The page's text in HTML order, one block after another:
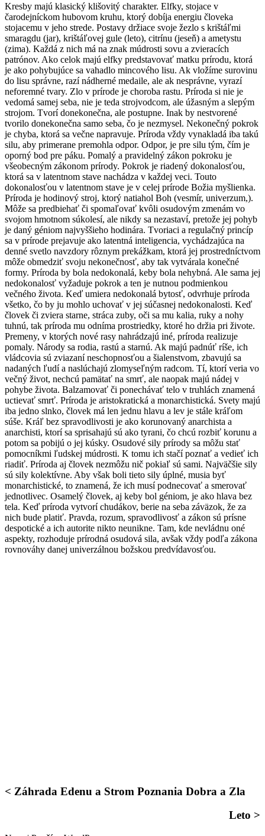
Kresby majú klasický klišovitý charakter. Elfky, stojace v
čarodejníckom hubovom kruhu, ktorý dobíja energiu človeka
stojacemu v jeho strede. Postavy držiace svoje žezlo s krištáľmi
smaragdu (jar), krištáľovej gule (leto), citrínu (jeseň) a ametystu
(zima). Každá z nich má na znak múdrosti sovu a zvieracích
patrónov. Ako celok majú elfky predstavovať matku prírodu, ktorá
je ako pohybujúce sa vahadlo mincového lisu. Ak vložíme surovinu
do lisu správne, razí nádherné medaile, ale ak nesprávne, vyrazí
neforemné tvary. Zlo v prírode je choroba rastu. Príroda si nie je
vedomá samej seba, nie je teda strojvodcom, ale úžasným a slepým
strojom. Tvorí donekonečna, ale postupne. Inak by nestvorené
tvorilo donekonečna samo seba, čo je nezmysel. Nekonečný pokrok
je chyba, ktorá sa večne napravuje. Príroda vždy vynakladá iba takú
silu, aby primerane premohla odpor. Odpor, je pre silu tým, čím je
oporný bod pre páku. Pomalý a pravidelný zákon pokroku je
všeobecným zákonom prírody. Pokrok je riadený dokonalosťou,
ktorá sa v latentnom stave nachádza v každej veci. Touto
dokonalosťou v latentnom stave je v celej prírode Božia myšlienka.
Príroda je hodinový stroj, ktorý natiahol Boh (vesmír, univerzum,).
Môže sa predbiehať či spomaľovať kvôli osudovým zmenám vo
svojom hmotnom súkolesí, ale nikdy sa nezastaví, pretože jej pohyb
je daný géniom najvyššieho hodinára. Tvoriaci a regulačný princíp
sa v prírode prejavuje ako latentná inteligencia, vychádzajúca na
denné svetlo navzdory rôznym prekážkam, ktorá jej prostredníctvom
môže obmedziť svoju nekonečnosť, aby tak vytvárala konečné
formy. Príroda by bola nedokonalá, keby bola nehybná. Ale sama jej
nedokonalosť vyžaduje pokrok a ten je nutnou podmienkou
večného života. Keď umiera nedokonalá bytosť, odvrhuje príroda
všetko, čo by ju mohlo uchovať v jej súčasnej nedokonalosti. Keď
človek či zviera starne, stráca zuby, oči sa mu kalia, ruky a nohy
tuhnú, tak príroda mu odníma prostriedky, ktoré ho držia pri živote.
Premeny, v ktorých nové rasy nahrádzajú iné, príroda realizuje
pomaly. Národy sa rodia, rastú a starnú. Ak majú padnúť ríše, ich
vládcovia sú zviazaní neschopnosťou a šialenstvom, zbavujú sa
nadaných ľudí a naslúchajú zlomyseľným radcom. Tí, ktorí veria vo
večný život, nechcú pamätať na smrť, ale naopak majú nádej v
pohybe života. Balzamovať či ponechávať telo v truhlách znamená
uctievať smrť. Príroda je aristokratická a monarchistická. Svety majú
iba jedno slnko, človek má len jednu hlavu a lev je stále kráľom
súše. Kráľ bez spravodlivosti je ako korunovaný anarchista a
anarchisti, ktorí sa sprisahajú sú ako tyrani, čo chcú rozbiť korunu a
potom sa pobijú o jej kúsky. Osudové sily prírody sa môžu stať
pomocníkmi ľudskej múdrosti. K tomu ich stačí poznať a vedieť ich
riadiť. Príroda aj človek nezmôžu nič pokiaľ sú sami. Najväčšie sily
sú sily kolektívne. Aby však boli tieto sily úplné, musia byť
monarchistické, to znamená, že ich musí podnecovať a smerovať
jednotlivec. Osamelý človek, aj keby bol géniom, je ako hlava bez
tela. Keď príroda vytvorí chudákov, berie na seba záväzok, že za
nich bude platiť. Pravda, rozum, spravodlivosť a zákon sú prísne
despotické a ich autorite nikto neunikne. Tam, kde nevládnu oné
aspekty, rozhoduje prírodná osudová sila, avšak vždy podľa zákona
rovnováhy danej univerzálnou božskou predvídavosťou.
< Záhrada Edenu a Strom Poznania Dobra a Zla
Leto >